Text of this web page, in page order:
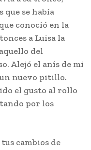
que se había
conoció en la
a Luisa la
del
Alejó el anís de mi
nuevo pitillo.
el gusto al rollo
por los
cambios de